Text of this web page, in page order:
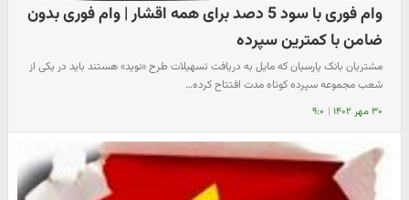
وام فوری با سود 5 دصد برای همه اقشار | وام فوری بدون
ضامن با کمترین سپرده
مشتریان بانک پارسیان که مایل به دریافت تسهیلات طرح «نوید» هستند باید در یکی از
شعب مجموعه سپرده کوتاه مدت افتتاح کرده…
۳۰ مهر ۱۴۰۲ | ۹:۰